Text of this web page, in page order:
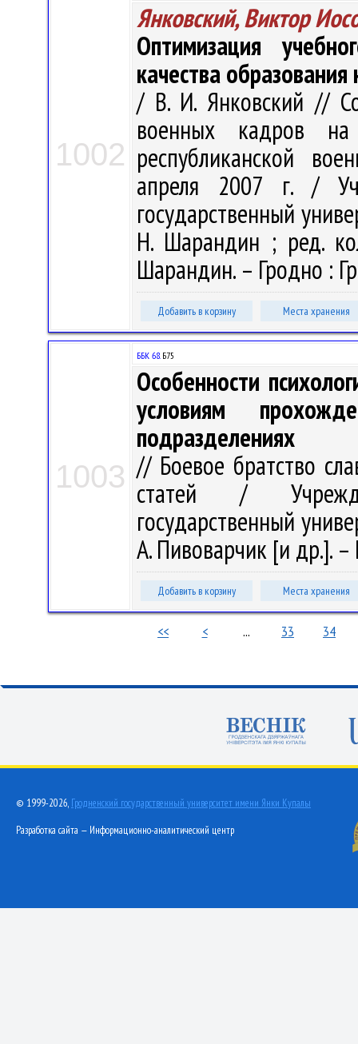
1002
Янковский, Виктор
Оптимизация
качества
/ В. И. Янковский //
военных кадров
республиканской
апреля 2007 г. /
государственный
Н. Шарандин ; ред.
Шарандин. – Гродно :
Добавить в корзину Места хранения
1003
ББК 68.Б75
Особенности
условиям
подразделениях
// Боевое братство
статей /
государственный
А. Пивоварчик [и др.].
Добавить в корзину Места хранения
<< < ... 33 34
© 1999-2026, Гродненский государственный университет имени Янки Купалы
Разработка сайта — Информационно-аналитический центр